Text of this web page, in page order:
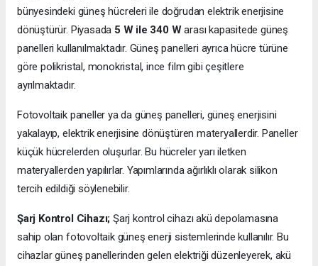
bünyesindeki güneş hücreleri ile doğrudan elektrik enerjisine
dönüştürür. Piyasada 5 W ile 340 Warası kapasitede güneş
panelleri kullanılmaktadır. Güneş panelleri ayrıca hücre türüne
göre polikristal, monokristal, ince film gibi çeşitlere
ayrılmaktadır.
Fotovoltaik paneller ya da güneş panelleri, güneş enerjisini
yakalayıp, elektrik enerjisine dönüştüren materyallerdir. Paneller
küçük hücrelerden oluşurlar. Bu hücreler yarı iletken
materyallerden yapılırlar. Yapımlarında ağırlıklı olarak silikon
tercih edildiği söylenebilir.
Şarj Kontrol Cihazı; Şarj kontrol cihazı akü depolamasına
sahip olan fotovoltaik güneş enerji sistemlerinde kullanılır. Bu
cihazlar güneş panellerinden gelen elektriği düzenleyerek, akü